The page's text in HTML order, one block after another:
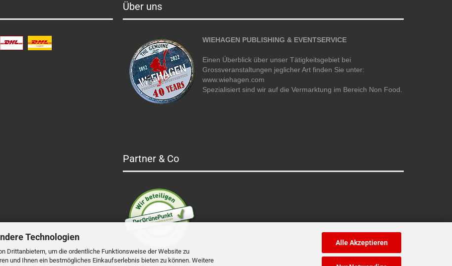
Technologien
Drittanbietern, um die ordentliche Funktionsweise der Website zu
und Ihnen ein bestmögliches Einkaufserlebnis bieten zu können. Weitere
Alle Akzeptieren
Über uns
WIEHAGEN PUBLISHING & EVENTSERVICE
Einen Überblick über unser Tätigkeitsgebiet bei
Grossveranstaltungen jeglicher Art finden Sie unter:
www.wiehagen.com
Spezialisiert sind wir auf die Vermarktung im Bereich Non Food.
Partner & Co